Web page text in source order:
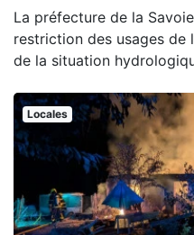
La préfecture de la
restriction des usages de
de la situation
Locales